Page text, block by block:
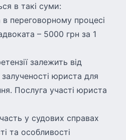
в такі суми:
переговорному процесі
– 5000 грн за 1
залежить від
залученості юриста для
Послуга участі юриста
у судових справах
та особливості